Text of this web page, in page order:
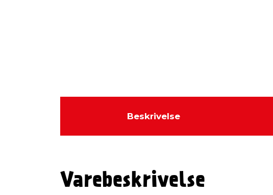
Beskrivelse
Varebeskrivelse